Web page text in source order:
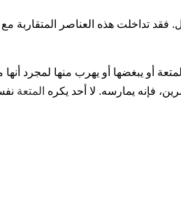
فقد تداخلت هذه العناصر المتقاربة
المتعة